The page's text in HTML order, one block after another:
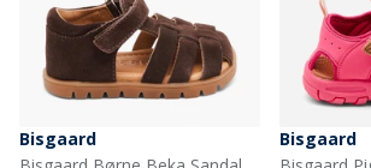
Bisgaard
Bisgaard